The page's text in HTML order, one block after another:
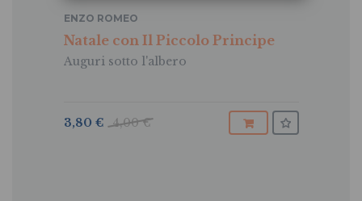
Natale con Il Piccolo Principe
Auguri sotto l'albero
ENZO ROMEO
4,00 €
3,80 €